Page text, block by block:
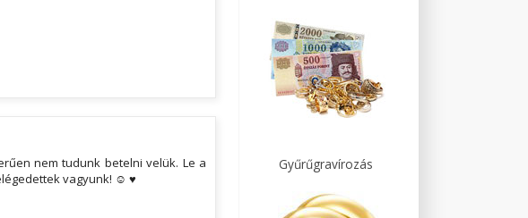
nem tudunk betelni velük. Le a
vagyunk! ☺ ♥
Gyűrűgravírozás